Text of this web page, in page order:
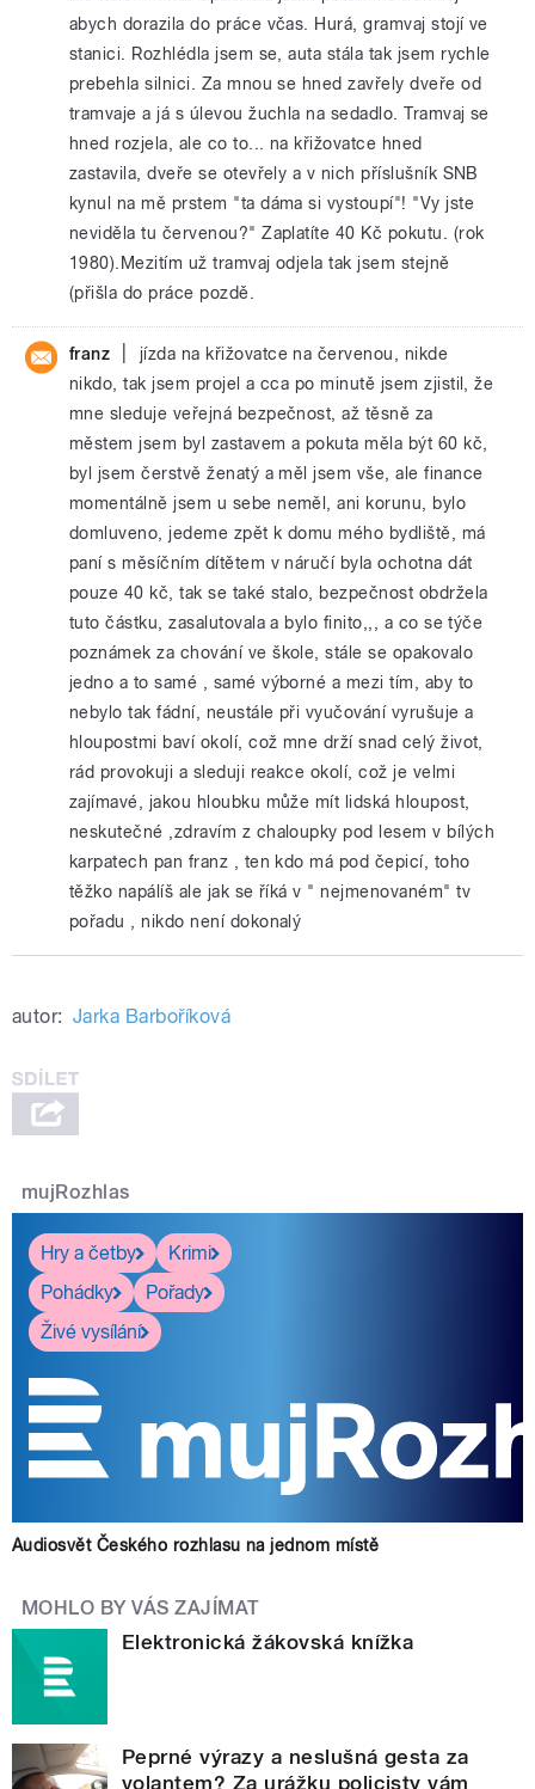
abych dorazila do práce včas. Hurá, gramvaj stojí ve
stanici. Rozhlédla jsem se, auta stála tak jsem rychle
prebehla silnici. Za mnou se hned zavřely dveře od
tramvaje a já s úlevou žuchla na sedadlo. Tramvaj se
hned rozjela, ale co to... na křižovatce hned
zastavila, dveře se otevřely a v nich příslušník SNB
kynul na mě prstem "ta dáma si vystoupí"! "Vy jste
neviděla tu červenou?" Zaplatíte 40 Kč pokutu. (rok
1980).Mezitím už tramvaj odjela tak jsem stejně
(přišla do práce pozdě.
franz
jízda na křižovatce na červenou, nikde
nikdo, tak jsem projel a cca po minutě jsem zjistil, že
mne sleduje veřejná bezpečnost, až těsně za
městem jsem byl zastavem a pokuta měla být 60 kč,
byl jsem čerstvě ženatý a měl jsem vše, ale finance
momentálně jsem u sebe neměl, ani korunu, bylo
domluveno, jedeme zpět k domu mého bydliště, má
paní s měsíčním dítětem v náručí byla ochotna dát
pouze 40 kč, tak se také stalo, bezpečnost obdržela
tuto částku, zasalutovala a bylo finito,,, a co se týče
poznámek za chování ve škole, stále se opakovalo
jedno a to samé , samé výborné a mezi tím, aby to
nebylo tak fádní, neustále při vyučování vyrušuje a
hloupostmi baví okolí, což mne drží snad celý život,
rád provokuji a sleduji reakce okolí, což je velmi
zajímavé, jakou hloubku může mít lidská hloupost,
neskutečné ,zdravím z chaloupky pod lesem v bílých
karpatech pan franz , ten kdo má pod čepicí, toho
těžko napálíš ale jak se říká v " nejmenovaném" tv
pořadu , nikdo není dokonalý
autor: Jarka Barboříková
mujRozhlas
Hry a četby
Krimi
Pohádky
Pořady
Živé vysílání
Audiosvět Českého rozhlasu na jednom místě
MOHLO BY VÁS ZAJÍMAT
Elektronická žákovská knížka
Peprné výrazy a neslušná gesta za
volantem? Za urážku policisty vám